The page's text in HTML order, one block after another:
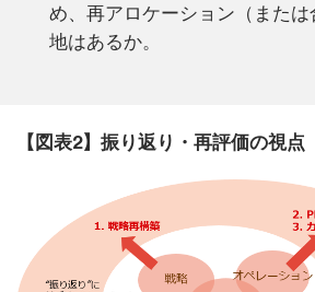
め、再アロケーション（また
地はあるか。
【図表2】振り返り・再評価の視点